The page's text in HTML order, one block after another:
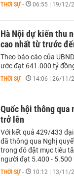
THỜI SỰ - 06:55 | 19/12/
Hà Nội dự kiến thu
cao nhất từ trước
Theo báo cáo của
ước đạt 641.000 tỷ
THỜI SỰ - 14:06 | 26/11/
Quốc hội thông qua
trở lên
Với kết quả 429/433
đã thông qua Nghị
trong đó đặt mục tiêu
người đạt 5.400 - 5.500
THỜI SỰ - 10:12 | 13/11/